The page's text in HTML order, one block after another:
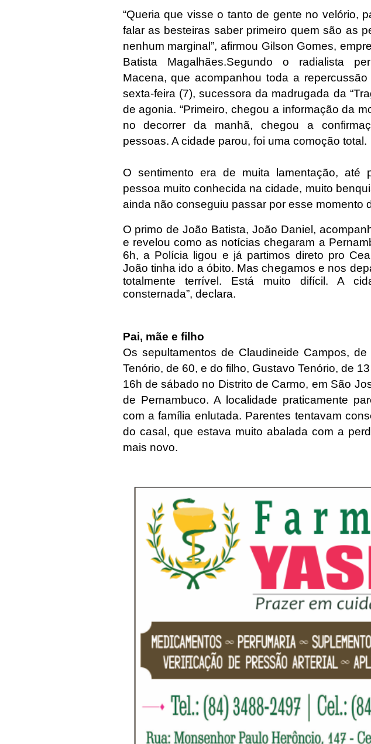
“Queria que visse o tanto de gente no velório,
falar as besteiras saber primeiro quem são as
nenhum marginal”, afirmou Gilson Gomes,
Batista Magalhães.Segundo o radialista
Macena, que acompanhou toda a
sexta-feira (7), sucessora da madrugada da
de agonia. “Primeiro, chegou a informação da
no decorrer da manhã, chegou a
pessoas. A cidade parou, foi uma comoção total.
O sentimento era de muita lamentação, até
pessoa muito conhecida na cidade, muito
ainda não conseguiu passar por esse momento
O primo de João Batista, João Daniel,
e revelou como as notícias chegaram a
6h, a Polícia ligou e já partimos direto pro
João tinha ido a óbito. Mas chegamos e nos
totalmente terrível. Está muito difícil. A
consternada”, declara.
Pai, mãe e filho
Os sepultamentos de Claudineide Campos,
Tenório, de 60, e do filho, Gustavo Tenório, de
16h de sábado no Distrito de Carmo, em São
de Pernambuco. A localidade praticamente
com a família enlutada. Parentes tentavam
do casal, que estava muito abalada com a
mais novo.